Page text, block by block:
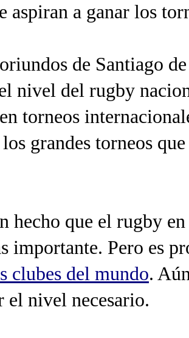
aspiran a ganar los
de Santiago de
nivel del rugby
torneos
grandes torneos
hecho que el rugby en
importante. Pero es
clubes del mundo.
el nivel necesario.